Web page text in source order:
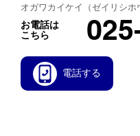
オガワカイケイ（ゼイリシホ
お電話は
こちら
電話する